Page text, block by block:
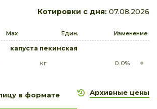
Котировки с дня: 07.08.2026
Max Един. Изменение
капуста пекинская
кг 0.0%
Архивные цены
в формате